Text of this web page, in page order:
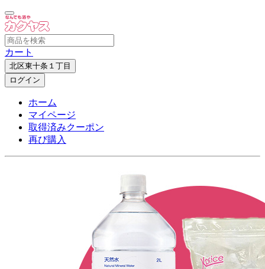
カート
北区東十条１丁目
ログイン
ホーム
マイページ
取得済みクーポン
再び購入